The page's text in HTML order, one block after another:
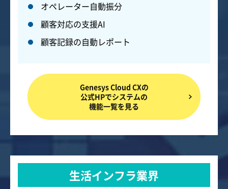
オペレーター自動振分
顧客対応の支援AI
顧客記録の自動レポート
Genesys Cloud CXの
公式HPでシステムの
機能一覧を見る
生活インフラ業界